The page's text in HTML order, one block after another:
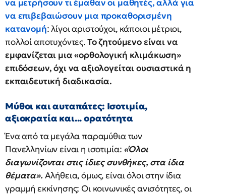
να μετρήσουν τι έμαθαν οι μαθητές, αλλά για
να επιβεβαιώσουν μια προκαθορισμένη
κατανομή: λίγοι αριστούχοι, κάποιοι μέτριοι,
πολλοί αποτυχόντες.Το ζητούμενο είναι να
εμφανίζεται μια «ορθολογική κλιμάκωση»
επιδόσεων, όχι να αξιολογείται ουσιαστικά η
εκπαιδευτική διαδικασία.
Μύθοι και αυταπάτες: Ισοτιμία,
αξιοκρατία και... ορατότητα
Ένα από τα μεγάλα παραμύθια των
Πανελληνίων είναι η ισοτιμία: «Όλοι
διαγωνίζονται στις ίδιες συνθήκες, στα ίδια
θέματα». Αλήθεια, όμως, είναι όλοι στην ίδια
γραμμή εκκίνησης; Οι κοινωνικές ανισότητες, οι